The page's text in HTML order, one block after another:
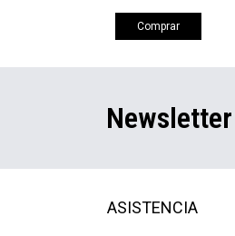
Comprar
Newsletter
ASISTENCIA